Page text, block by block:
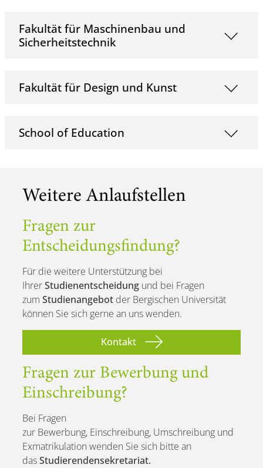
Fakultät für Maschinenbau und
Sicherheitstechnik
Fakultät für Design und Kunst
School of Education
Weitere Anlaufstellen
Fragen zur
Entscheidungsfindung?
Für die weitere Unterstützung bei
IhrerStudienentscheidung und bei Fragen
zum Studienangebot der Bergischen Universität
können Sie sich gerne an uns wenden.
Kontakt
Fragen zur Bewerbung und
Einschreibung?
Bei Fragen
zur Bewerbung, Einschreibung, Umschreibung und
Exmatrikulation wenden Sie sich bitte an
dasStudierendensekretariat.